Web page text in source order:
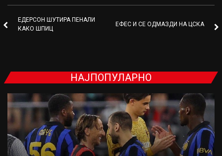
ЕДЕРСОН ШУТИРА ПЕНАЛИ
КАКО ШПИЦ
ЕФЕС И СЕ ОДМАЗДИ НА ЦСКА
НАЈПОПУЛАРНО